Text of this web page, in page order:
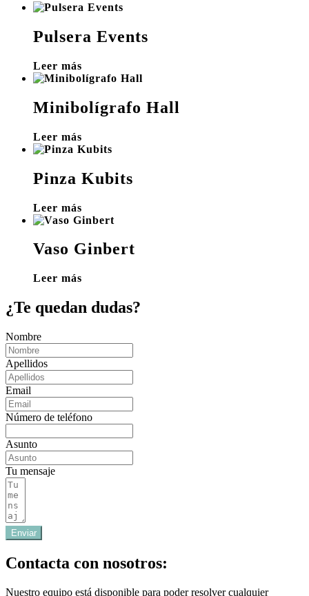
Pulsera Events
Leer más
Minibolígrafo Hall
Leer más
Pinza Kubits
Leer más
Vaso Ginbert
Leer más
¿Te quedan dudas?
Nombre
Apellidos
Email
Número de teléfono
Asunto
Tu mensaje
Enviar
Contacta con nosotros:
Nuestro equipo está disponible para poder resolver cualquier